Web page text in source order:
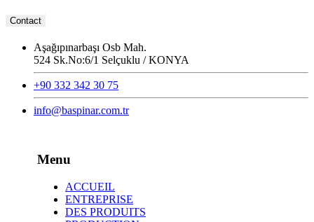
Contact
Aşağıpınarbaşı Osb Mah.
524 Sk.No:6/1 Selçuklu / KONYA
+90 332 342 30 75
info@baspinar.com.tr
Menu
ACCUEIL
ENTREPRISE
DES PRODUITS